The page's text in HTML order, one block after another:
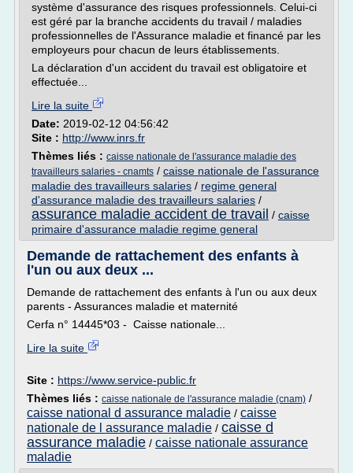
système d'assurance des risques professionnels. Celui-ci
est géré par la branche accidents du travail / maladies
professionnelles de l'Assurance maladie et financé par les
employeurs pour chacun de leurs établissements.
La déclaration d'un accident du travail est obligatoire et
effectuée...
Lire la suite
Date: 2019-02-12 04:56:42
Site : http://www.inrs.fr
Thèmes liés : caisse nationale de l'assurance maladie des
travailleurs salaries - cnamts / caisse nationale de l'assurance
maladie des travailleurs salaries / regime general
d'assurance maladie des travailleurs salaries /
assurance maladie accident de travail / caisse
primaire d'assurance maladie regime general
Demande de rattachement des enfants à
l'un ou aux deux ...
Demande de rattachement des enfants à l'un ou aux deux
parents - Assurances maladie et maternité
Cerfa n° 14445*03 - Caisse nationale...
Lire la suite
Site : https://www.service-public.fr
Thèmes liés : caisse nationale de l'assurance maladie (cnam) /
caisse national d assurance maladie / caisse
nationale de l assurance maladie / caisse d
assurance maladie / caisse nationale assurance
maladie